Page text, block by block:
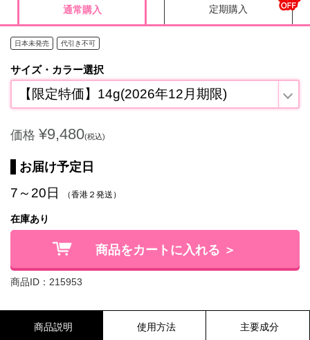
通常購入 定期購入
日本未発売 代引き不可
サイズ・カラー選択
【限定特価】14g(2026年12月期限)
価格 ¥9,480(税込)
お届け予定日
7～20日 （香港２発送）
在庫あり
商品をカートに入れる ＞
商品ID：215953
商品説明 使用方法 主要成分